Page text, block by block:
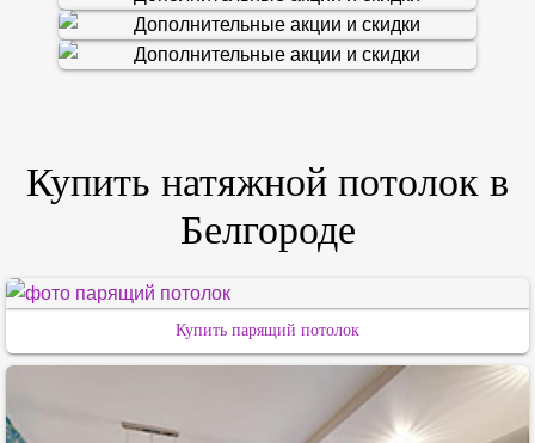
Купить натяжной потолок в
Белгороде
Купить парящий потолок